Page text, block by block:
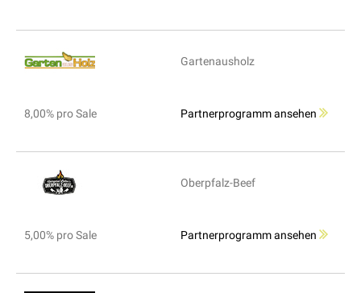
Gartenausholz
8,00% pro Sale Partnerprogramm ansehen
Oberpfalz-Beef
5,00% pro Sale Partnerprogramm ansehen